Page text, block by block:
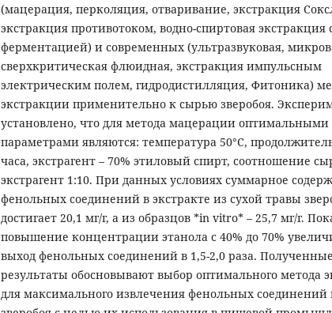
(мацерация, перколяция, отваривание, экстракция
экстракция противотоком, водно-спиртовая экстракция
ферментацией) и современных (ультразвуковая,
сверхкритическая флюидная, экстракция импульсным
электрическим полем, гидродистилляция, Фитоника)
экстракции применительно к сырью зверобоя.
установлено, что для метода мацерации оптимальными
параметрами являются: температура 50°C,
часа, экстрагент – 70% этиловый спирт, соотношение
экстрагент 1:10. При данных условиях суммарное
фенольных соединений в экстракте из сухой травы
достигает 20,1 мг/г, а из образцов *in vitro* – 25,7 мг/г.
повышение концентрации этанола с 40% до 70%
выход фенольных соединений в 1,5-2,0 раза. Полученные
результаты обосновывают выбор оптимального метода
для максимального извлечения фенольных соединений